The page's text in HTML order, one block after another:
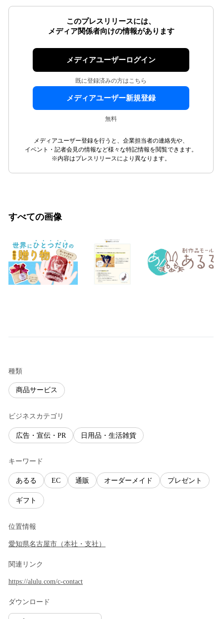
このプレスリリースには、
メディア関係者向けの情報があります
メディアユーザーログイン
既に登録済みの方はこちら
メディアユーザー新規登録
無料
メディアユーザー登録を行うと、企業担当者の連絡先や、
イベント・記者会見の情報など様々な特記情報を閲覧できます。
※内容はプレスリリースにより異なります。
すべての画像
種類
商品サービス
ビジネスカテゴリ
広告・宣伝・PR 日用品・生活雑貨
キーワード
あるる EC 通販 オーダーメイド プレゼント
ギフト
位置情報
愛知県名古屋市 （本社・支社 ）
関連リンク
https://alulu.com/c-contact
ダウンロード